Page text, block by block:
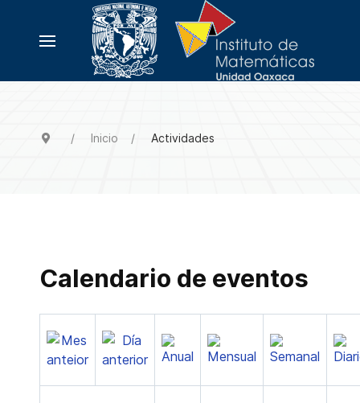
Inicio Actividades
Calendario de eventos